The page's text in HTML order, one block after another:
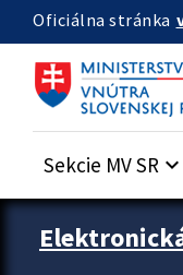
Preskocit na hlavný obsah
Oficiálna stránka
Sekcie MV SR keyboard_arrow_down
Zastavit automatický